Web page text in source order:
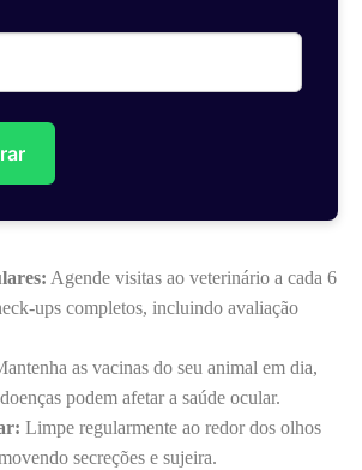
Agende visitas ao veterinário a cada 6
ups completos, incluindo avaliação
as vacinas do seu animal em dia,
podem afetar a saúde ocular.
Limpe regularmente ao redor dos olhos
secreções e sujeira.